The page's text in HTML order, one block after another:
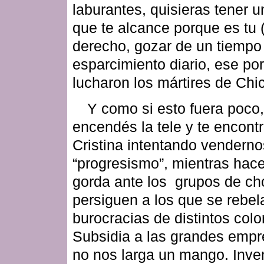
laburantes, quisieras tener
que te alcance porque es tu
derecho, gozar de un
esparcimiento diario, ese
lucharon los mártires de
Y como si esto fuera poco,
encendés la tele y te
Cristina intentando
“progresismo”, mientras
gorda ante los grupos de
persiguen a los que se
burocracias de distintos
Subsidia a las grandes
no nos larga un mango.